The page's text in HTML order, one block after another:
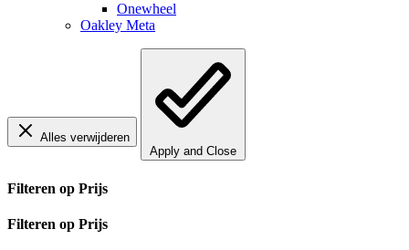
Onewheel
Oakley Meta
Alles verwijderen
Apply and Close
Filteren op Prijs
Filteren op Prijs